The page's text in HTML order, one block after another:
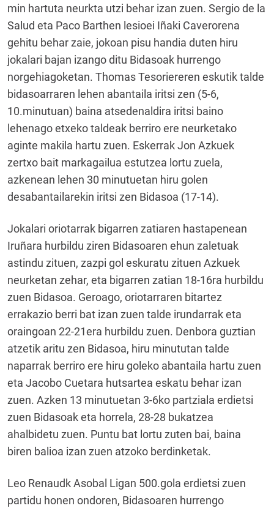
min hartuta neurkta utzi behar izan zuen. Sergio de la
Salud eta Paco Barthen lesioei Iñaki Caverorena
gehitu behar zaie, jokoan pisu handia duten hiru
jokalari bajan izango ditu Bidasoak hurrengo
norgehiagoketan. Thomas Tesoriereren eskutik talde
bidasoarraren lehen abantaila iritsi zen (5-6,
10.minutuan) baina atsedenaldira iritsi baino
lehenago etxeko taldeak berriro ere neurketako
aginte makila hartu zuen. Eskerrak Jon Azkuek
zertxo bait markagailua estutzea lortu zuela,
azkenean lehen 30 minutuetan hiru golen
desabantailarekin iritsi zen Bidasoa (17-14).
Jokalari oriotarrak bigarren zatiaren hastapenean
Iruñara hurbildu ziren Bidasoaren ehun zaletuak
astindu zituen, zazpi gol eskuratu zituen Azkuek
neurketan zehar, eta bigarren zatian 18-16ra hurbildu
zuen Bidasoa. Geroago, oriotarraren bitartez
errakazio berri bat izan zuen talde irundarrak eta
oraingoan 22-21era hurbildu zuen. Denbora guztian
atzetik aritu zen Bidasoa, hiru minututan talde
naparrak berriro ere hiru goleko abantaila hartu zuen
eta Jacobo Cuetara hutsartea eskatu behar izan
zuen. Azken 13 minutuetan 3-6ko partziala erdietsi
zuen Bidasoak eta horrela, 28-28 bukatzea
ahalbidetu zuen. Puntu bat lortu zuten bai, baina
biren balioa izan zuen atzoko berdinketak.
Leo Renaudk Asobal Ligan 500.gola erdietsi zuen
partidu honen ondoren, Bidasoaren hurrengo